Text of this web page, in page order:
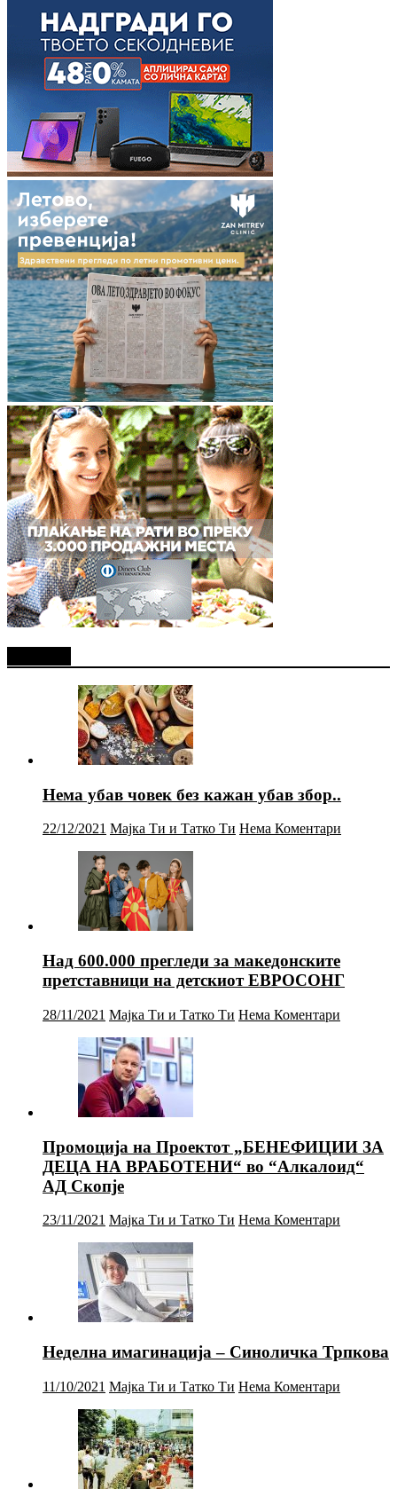
Нема убав човек без кажан убав збор..
22/12/2021 Мајка Ти и Татко Ти Нема Коментари
Над 600.000 прегледи за македонските
претставници на детскиот ЕВРОСОНГ
28/11/2021 Мајка Ти и Татко Ти Нема Коментари
Промоција на Проектот „БЕНЕФИЦИИ ЗА
ДЕЦА НА ВРАБОТЕНИ“ во “Алкалоид“
АД Скопје
23/11/2021 Мајка Ти и Татко Ти Нема Коментари
Неделна имагинација – Синоличка Трпкова
11/10/2021 Мајка Ти и Татко Ти Нема Коментари